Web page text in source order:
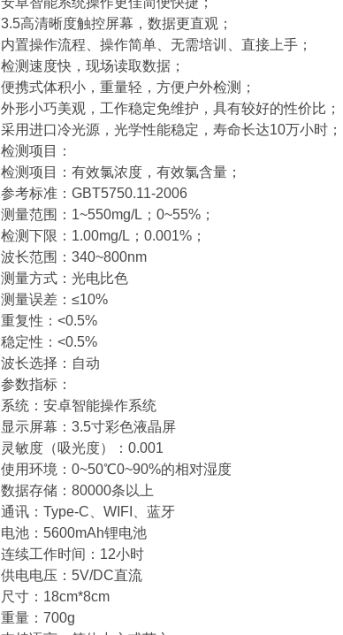
3.5高清晰度触控屏幕，数据更直观；
内置操作流程、操作简单、无需培训、直接上手；
检测速度快，现场读取数据；
便携式体积小，重量轻，方便户外检测；
外形小巧美观，工作稳定免维护，具有较好的性价比；
采用进口冷光源，光学性能稳定，寿命长达10万小时；
检测项目：
检测项目：有效氯浓度，有效氯含量；
参考标准：GBT5750.11-2006
测量范围：1~550mg/L；0~55%；
检测下限：1.00mg/L；0.001%；
波长范围：340~800nm
测量方式：光电比色
测量误差：≤10%
重复性：<0.5%
稳定性：<0.5%
波长选择：自动
参数指标：
系统：安卓智能操作系统
显示屏幕：3.5寸彩色液晶屏
灵敏度（吸光度）：0.001
使用环境：0~50℃0~90%的相对湿度
数据存储：80000条以上
通讯：Type-C、WIFI、蓝牙
电池：5600mAh锂电池
连续工作时间：12小时
供电电压：5V/DC直流
尺寸：18cm*8cm
重量：700g